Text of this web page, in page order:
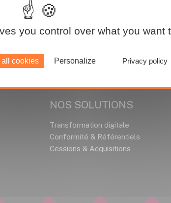
NOS SOLUTIONS
Transformation digitale
Conformité & Référentiels
Cessions & Acquisitions
you control over what you want
all cookies Personalize Privacy policy